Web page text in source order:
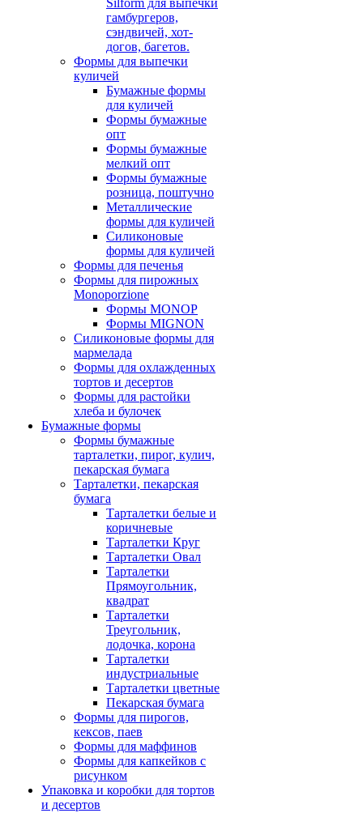
гамбургеров,
сэндвичей, хот-
догов, багетов.
Формы для выпечки
куличей
Бумажные формы
для куличей
Формы бумажные
опт
Формы бумажные
мелкий опт
Формы бумажные
розница, поштучно
Металлические
формы для куличей
Силиконовые
формы для куличей
Формы для печенья
Формы для пирожных
Monoporzione
Формы MONOP
Формы MIGNON
Силиконовые формы для
мармелада
Формы для oхлажденных
тортов и десертов
Формы для растойки
хлеба и булочек
Бумажные формы
Формы бумажные
тарталетки, пирог, кулич,
пекарская бумага
Тарталетки, пекарская
бумага
Тарталетки белые и
коричневые
Тарталетки Круг
Тарталетки Овал
Тарталетки
Прямоугольник,
квадрат
Тарталетки
Треугольник,
лодочка, корона
Тарталетки
индустриальные
Тарталетки цветные
Пекарская бумага
Формы для пирогов,
кексов, паев
Формы для маффинов
Формы для капкейков с
рисунком
Упаковка и коробки для тортов
и десертов